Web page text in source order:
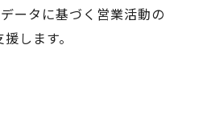
EN
JP ータに基づく営業活動の
します。